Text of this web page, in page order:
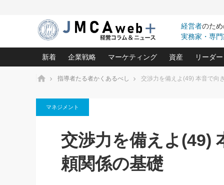
経営者のた
実務家・専門
新着
2026.08.7
相談15：銀行がやたらと固定金
利を勧めてきます！やはり固定
がよいのでしょうか！
2026.08.7
第153回「内需企業があっとい
う間にグローバル成長企業に
FOOD & LIFE COMPANIES
企業戦略
中小企業の「１位づくり」戦略(96)
利益を最大化する「業務改善」横田尚哉氏(5)
強い会社を築く ビジネス・クリニック(240)
日本レーザー「人を大切にしながら利益を上げ
(3)
武器としてのM&A入門(3)
マーケティング
ロングセラーの玉手箱(9)
大復活＆快進撃！ユニバーサルス
は(5)
資産
中国経済の最新
事業承継の前
リーダー
ピョー
ホーム 指導者たる者かくあるべし 交渉力を備えよ(49) 本音で向
マネジメント
交渉力を備えよ(49)
頼関係の基礎